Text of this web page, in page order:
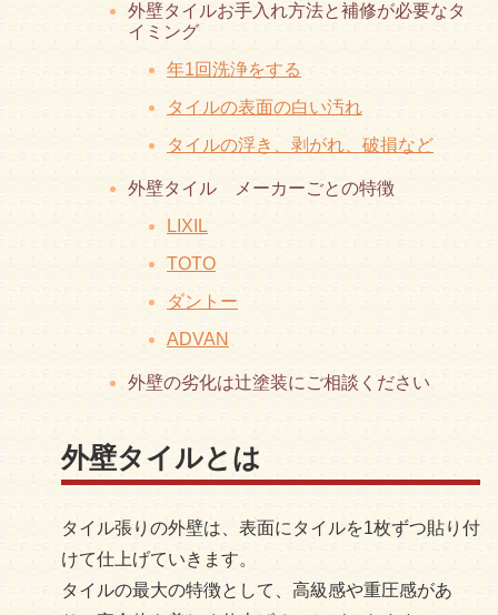
外壁タイルお手入れ方法と補修が必要なタ
イミング
年1回洗浄をする
タイルの表面の白い汚れ
タイルの浮き、剥がれ、破損など
外壁タイル メーカーごとの特徴
LIXIL
TOTO
ダントー
ADVAN
外壁の劣化は辻塗装にご相談ください
外壁タイルとは
タイル張りの外壁は、表面にタイルを1枚ずつ貼り付
けて仕上げていきます。
タイルの最大の特徴として、高級感や重圧感があ